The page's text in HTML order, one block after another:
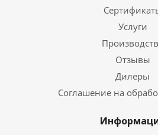
Услуги
Отзывы
Дилеры
Соглашение на